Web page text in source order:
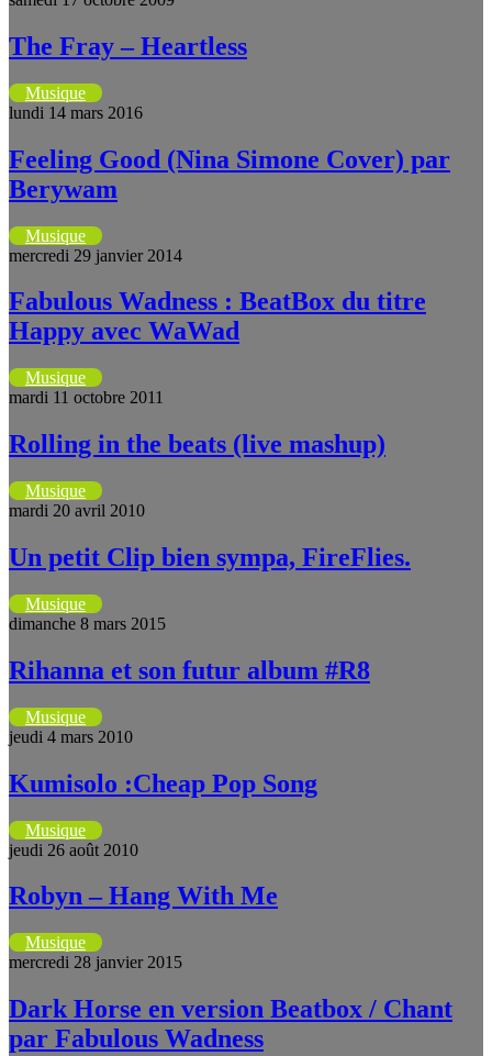
The Fray – Heartless
Musique
lundi 14 mars 2016
Feeling Good (Nina Simone Cover) par
Berywam
Musique
mercredi 29 janvier 2014
Fabulous Wadness : BeatBox du titre
Happy avec WaWad
Musique
mardi 11 octobre 2011
Rolling in the beats (live mashup)
Musique
mardi 20 avril 2010
Un petit Clip bien sympa, FireFlies.
Musique
dimanche 8 mars 2015
Rihanna et son futur album #R8
Musique
jeudi 4 mars 2010
Kumisolo :Cheap Pop Song
Musique
jeudi 26 août 2010
Robyn – Hang With Me
Musique
mercredi 28 janvier 2015
Dark Horse en version Beatbox / Chant
par Fabulous Wadness